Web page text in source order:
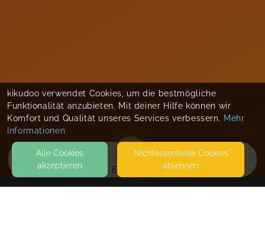
EVENTS
kikudoo verwendet Cookies, um die bestmögliche
Funktionalität anzubieten. Mit deiner Hilfe können wir
Komfort und Qualität unseres Services verbessern. Mehr
Informationen
Alle Cookies
akzeptieren
Nicht­essentielle Cookies
ablehnen